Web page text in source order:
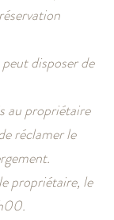
disposer de
au propriétaire
réclamer le
propriétaire, le